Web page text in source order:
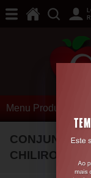
Menu Produtos
CONJUNTO
CHILIROSE